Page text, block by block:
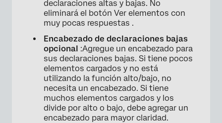
declaraciones altas y bajas. No
eliminará el botón Ver elementos con
muy pocas respuestas .
Encabezado de declaraciones bajas
opcional :Agregue un encabezado para
sus declaraciones bajas. Si tiene pocos
elementos cargados y no está
utilizando la función alto/bajo, no
necesita un encabezado. Si tiene
muchos elementos cargados y los
divide por alto o bajo, debe agregar un
encabezado para mayor claridad.